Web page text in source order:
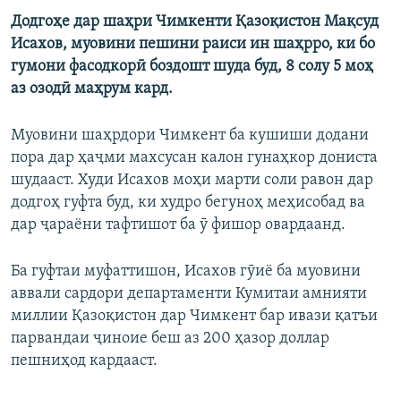
Додгоҳе дар шаҳри Чимкенти Қазоқистон Мақсуд
Исахов, муовини пешини раиси ин шаҳрро, ки бо
гумони фасодкорӣ боздошт шуда буд, 8 солу 5 моҳ
аз озодӣ маҳрум кард.
Муовини шаҳрдори Чимкент ба кушиши додани
пора дар ҳаҷми махсусан калон гунаҳкор дониста
шудааст. Худи Исахов моҳи марти соли равон дар
додгоҳ гуфта буд, ки худро бегуноҳ меҳисобад ва
дар ҷараёни тафтишот ба ӯ фишор овардаанд.
Ба гуфтаи муфаттишон, Исахов гӯиё ба муовини
аввали сардори департаменти Кумитаи амнияти
миллии Қазоқистон дар Чимкент бар ивази қатъи
парвандаи ҷиноие беш аз 200 ҳазор доллар
пешниҳод кардааст.